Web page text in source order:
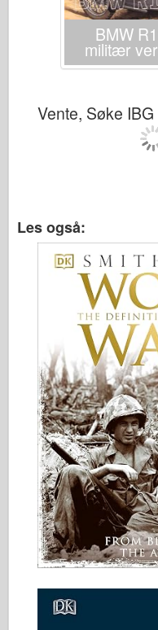
Zvezda
Album-Bilder
Gå rundt
Dvder
BMW
militær
Vente, Søke
Les også: